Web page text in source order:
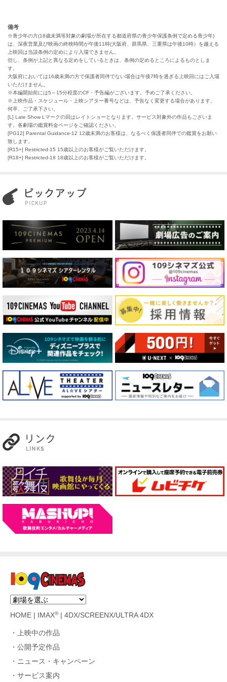
備考
※青少年の方(18歳未満等対象の劇場が所在する都道府県の青少年保護条例で定める青少年)
は、深夜営業及び映画の終映時間が午後11時(大阪府、群馬県、三重県は午後10時）を越える
上映回は当該条例の定めにより入場できません。
但し、条例が上記と異なる定めをしているときは、条例の定めるところによるものとしま
す。
大阪府においては16歳未満の方で保護者同伴でない場合は午後7時を過ぎる上映回にはご入場
いただけません。
※本編開始前には5～15分程度のCF・予告編がございます。予めご了承ください。
※上映作品・スケジュール・上映シアター番号などは、予告なく変更する場合があります。
何卒、ご了承下さい。
[L] Late Show Lマークの回はレイトショーとなります。サービス対象外の作品もございま
す。各劇場の鑑賞料金ページをご確認ください。
[PG12] Parental Guidance-12 12歳未満のお客様は、なるべく保護者同伴での鑑賞をお願い
致します。
[R15+] Restricted-15 15歳以上のお客様がご覧いただけます。
[R18+] Restricted-18 18歳以上のお客様がご覧いただけます。
HOME IMAX®| 4DX/SCREENX/ULTRA 4DX
上映中の作品
公開予定作品
ニュース・キャンペーン
サービス案内